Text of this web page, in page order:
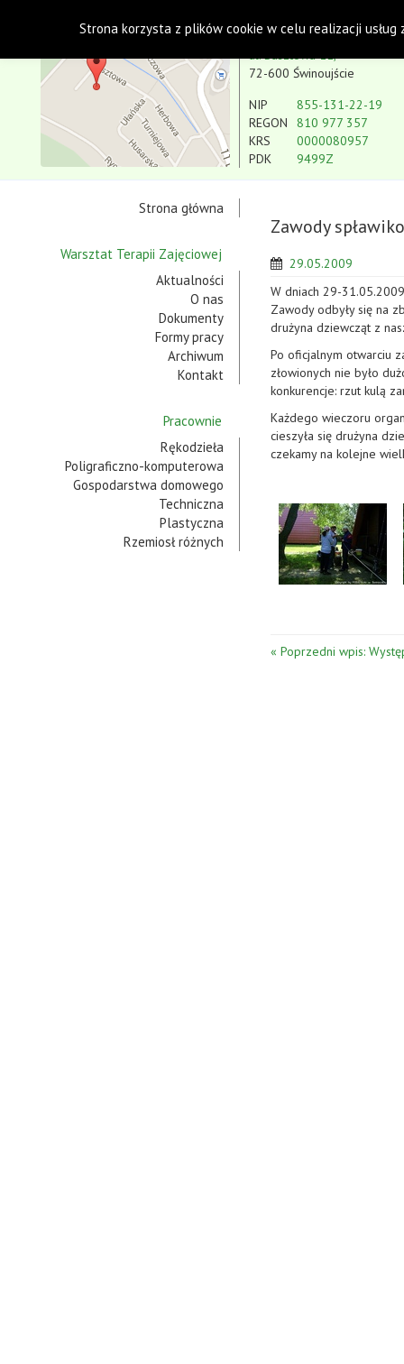
Koło w Świnoujściu
ul. Basztowa 11,
72-600 Świnoujście
NIP
REGON
KRS
PDK
855-131-22-19
810 977 357
0000080957
9499Z
Strona główna
Warsztat Terapii Zajęciowej
Aktualności
O nas
Dokumenty
Formy pracy
Archiwum
Kontakt
Pracownie
Rękodzieła
Poligraficzno-komputerowa
Gospodarstwa domowego
Techniczna
Plastyczna
Rzemiosł różnych
Zawody
29.05.2009
W dniach 29-
Zawody odbyły się na
drużyna dziewcząt z
Po oficjalnym otwarciu
złowionych nie było
konkurencje: rzut kulą
Każdego wieczoru
cieszyła się drużyna
czekamy na kolejne
« Poprzedni wpis:
Strona korzysta z plików cookie w celu realizacji usług